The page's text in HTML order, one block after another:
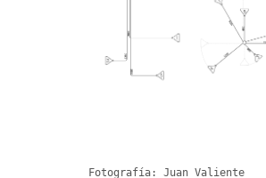
Fotografía: Juan Valiente